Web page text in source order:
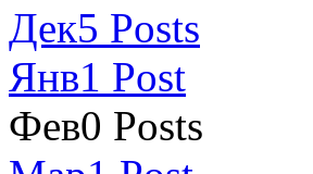
Дек5 Posts
Янв1 Post
Фев0 Posts